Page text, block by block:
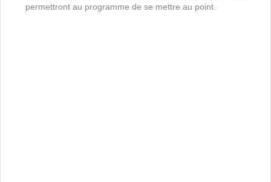
permettront au programme de se mettre au point.